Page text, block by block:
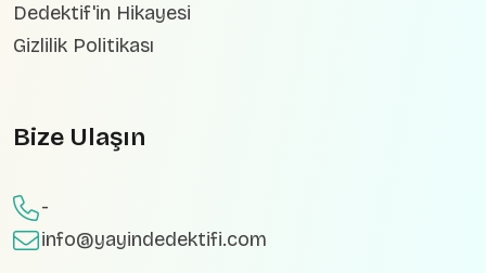
Dedektif'in Hikayesi
Gizlilik Politikası
Bize Ulaşın
-
info@yayindedektifi.com